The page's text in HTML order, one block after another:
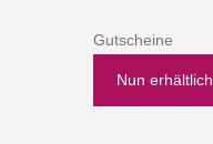
Gutscheine
Nun erhältlich